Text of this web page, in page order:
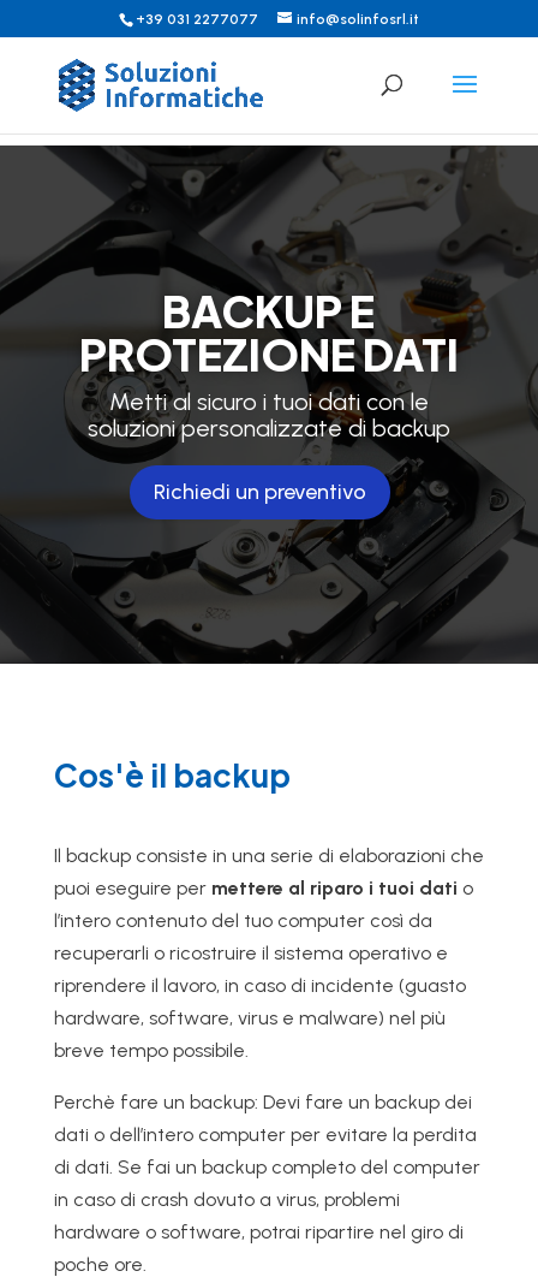
+39 031 2277077 info@solinfosrl.it
BACKUP E
PROTEZIONE DATI
Metti al sicuro i tuoi dati con le
soluzioni personalizzate di backup
Richiedi un preventivo
Cos'è il backup
Il backup consiste in una serie di elaborazioni che
puoi eseguire per mettere al riparo i tuoi dati o
l’intero contenuto del tuo computer così da
recuperarli o ricostruire il sistema operativo e
riprendere il lavoro, in caso di incidente (guasto
hardware, software, virus e malware) nel più
breve tempo possibile.
Perchè fare un backup: Devi fare un backup dei
dati o dell’intero computer per evitare la perdita
di dati. Se fai un backup completo del computer
in caso di crash dovuto a virus, problemi
hardware o software, potrai ripartire nel giro di
poche ore.